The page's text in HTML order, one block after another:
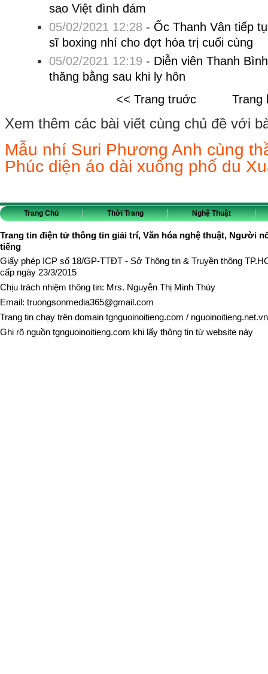
sao Việt đình đám
05/02/2021 12:28 - Ốc Thanh Vân tiếp
sĩ boxing nhí cho đợt hóa trị cuối cùng
05/02/2021 12:19 - Diễn viên Thanh
thăng bằng sau khi ly hôn
<< Trang truớc
Trang
Xem thêm các bài viết cùng chủ đề với
Mẫu nhí Suri Phương Anh cùng
Phúc diện áo dài xuống phố du
Trang Chủ Thời Trang Nghệ Thuật
Trang tin điện tử thông tin giải trí, Văn hóa nghệ thuật, Người
tiếng
Giấy phép ICP số 18/GP-TTĐT - Sở Thông tin & Truyền thông
cấp ngày 23/3/2015
Chịu trách nhiệm thông tin: Mrs. Nguyễn Thị Minh Thúy
Email: truongsonmedia365@gmail.com
Trang tin chạy trên domain tgnguoinoitieng.com / nguoinoitieng.net.vn
Ghi rõ nguồn tgnguoinoitieng.com khi lấy thông tin từ website này